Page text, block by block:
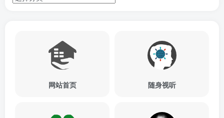
网站首页 随身视听